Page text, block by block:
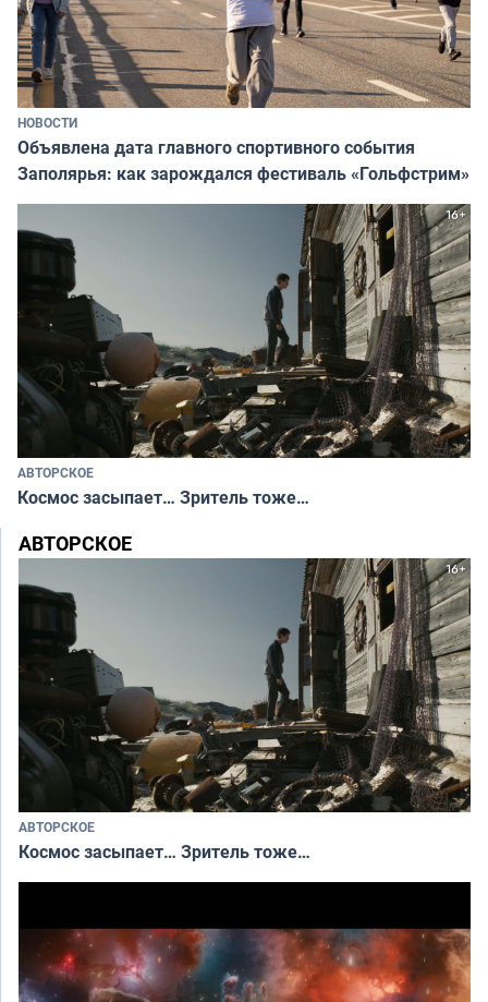
НОВОСТИ
Объявлена дата главного спортивного события
Заполярья: как зарождался фестиваль «Гольфстрим»
АВТОРСКОЕ
Космос засыпает… Зритель тоже…
АВТОРСКОЕ
АВТОРСКОЕ
Космос засыпает… Зритель тоже…